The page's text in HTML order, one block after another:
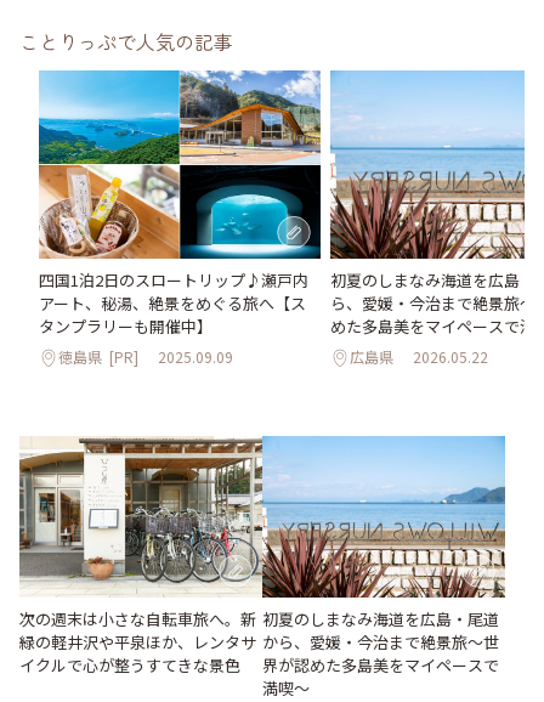
ことりっぷで人気の記事
四国1泊2日のスロートリップ♪瀬戸内
アート、秘湯、絶景をめぐる旅へ【ス
タンプラリーも開催中】
徳島県 [PR] 2025.09.09
初夏のしまなみ海道を広島・
ら、愛媛・今治まで絶景旅〜
めた多島美をマイペースで満
広島県 2026.05.22
次の週末は小さな自転車旅へ。新
緑の軽井沢や平泉ほか、レンタサ
イクルで心が整うすてきな景色
初夏のしまなみ海道を広島・尾道
から、愛媛・今治まで絶景旅〜世
界が認めた多島美をマイペースで
満喫〜